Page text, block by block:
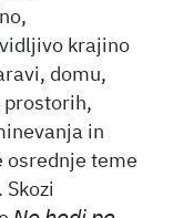
krajino
domu,
in
osrednje teme